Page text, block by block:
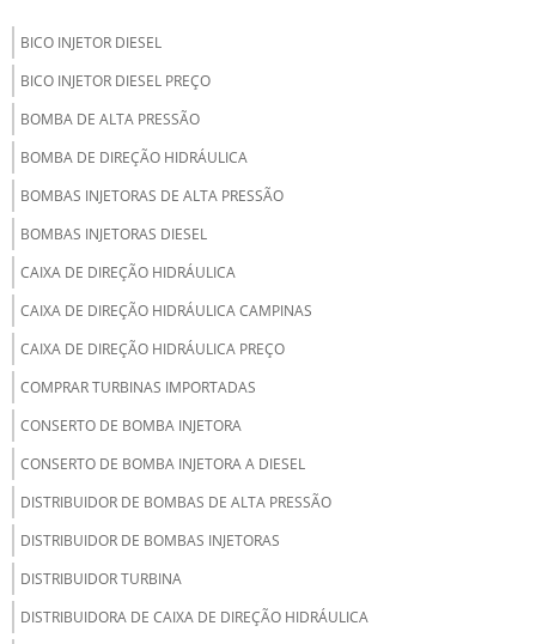
BICO INJETOR DIESEL
BICO INJETOR DIESEL PREÇO
BOMBA DE ALTA PRESSÃO
BOMBA DE DIREÇÃO HIDRÁULICA
BOMBAS INJETORAS DE ALTA PRESSÃO
BOMBAS INJETORAS DIESEL
CAIXA DE DIREÇÃO HIDRÁULICA
CAIXA DE DIREÇÃO HIDRÁULICA CAMPINAS
CAIXA DE DIREÇÃO HIDRÁULICA PREÇO
COMPRAR TURBINAS IMPORTADAS
CONSERTO DE BOMBA INJETORA
CONSERTO DE BOMBA INJETORA A DIESEL
DISTRIBUIDOR DE BOMBAS DE ALTA PRESSÃO
DISTRIBUIDOR DE BOMBAS INJETORAS
DISTRIBUIDOR TURBINA
DISTRIBUIDORA DE CAIXA DE DIREÇÃO HIDRÁULICA